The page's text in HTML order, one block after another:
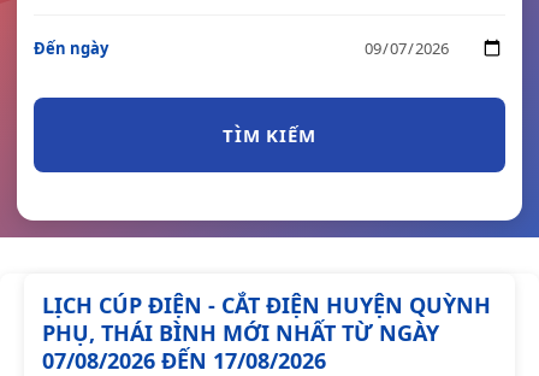
Đến ngày
TÌM KIẾM
LỊCH CÚP ĐIỆN - CẮT ĐIỆN HUYỆN QUỲNH
PHỤ, THÁI BÌNH MỚI NHẤT TỪ NGÀY
07/08/2026 ĐẾN 17/08/2026